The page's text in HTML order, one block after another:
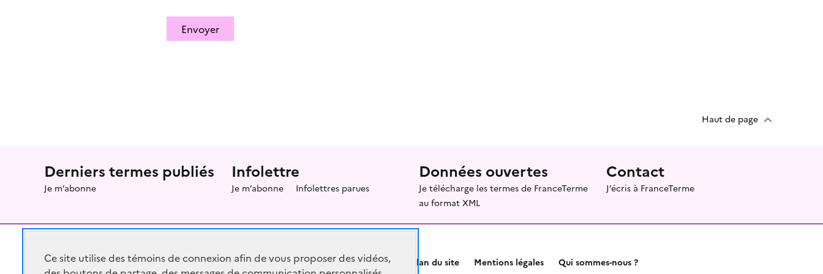
Envoyer
Haut de page
Menu prefooter
Derniers termes publiés
Je m’abonne
Infolettre
Je m’abonne Infolettres parues
Données ouvertes
Je télécharge les termes de FranceTerme
au format XML
Contact
J’écris à FranceTerme
Plan du site Mentions légales Qui sommes-nous ?
Ce site utilise des témoins de connexion afin de vous proposer des vidéos,